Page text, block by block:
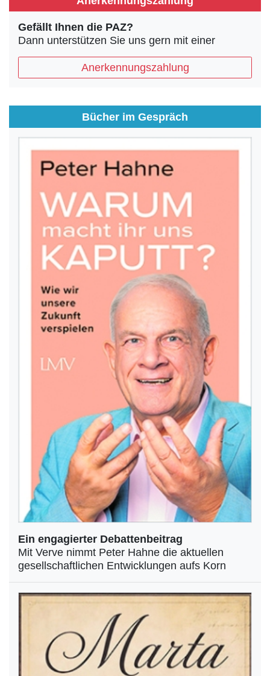
Gefällt Ihnen die PAZ?
Dann unterstützen Sie uns gern mit einer
Anerkennungszahlung
Bücher im Gespräch
Ein engagierter Debattenbeitrag
Mit Verve nimmt Peter Hahne die aktuellen
gesellschaftlichen Entwicklungen aufs Korn